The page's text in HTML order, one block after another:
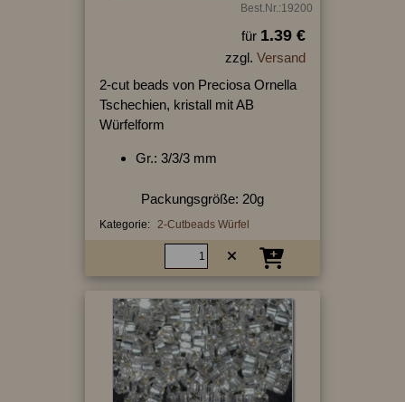
Best.Nr.:19200
für 1.39 €
zzgl. Versand
2-cut beads von Preciosa Ornella
Tschechien, kristall mit AB
Würfelform
Gr.: 3/3/3 mm
Packungsgröße: 20g
Kategorie: 2-Cutbeads Würfel